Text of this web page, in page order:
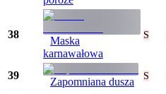
38
Maska
karnawałowa
S
39
Zapomniana dusza S